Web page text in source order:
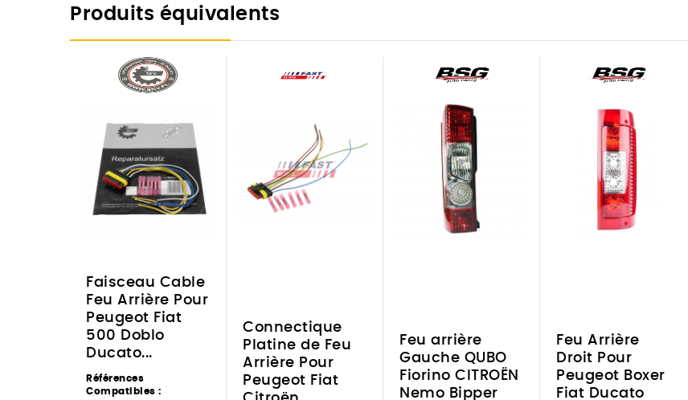
Produits équivalents
Faisceau Cable
Feu Arrière Pour
Peugeot Fiat
500 Doblo
Ducato...
Références
Compatibles :
Connectique
Platine de Feu
Arrière Pour
Peugeot Fiat
Feu arrière
Gauche QUBO
Fiorino CITROËN
Nemo Bipper
Feu Arrière
Droit Pour
Peugeot Boxer
Fiat Ducato